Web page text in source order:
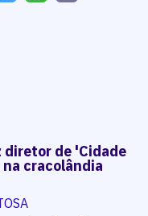
diretor de 'Cidade
cracolândia